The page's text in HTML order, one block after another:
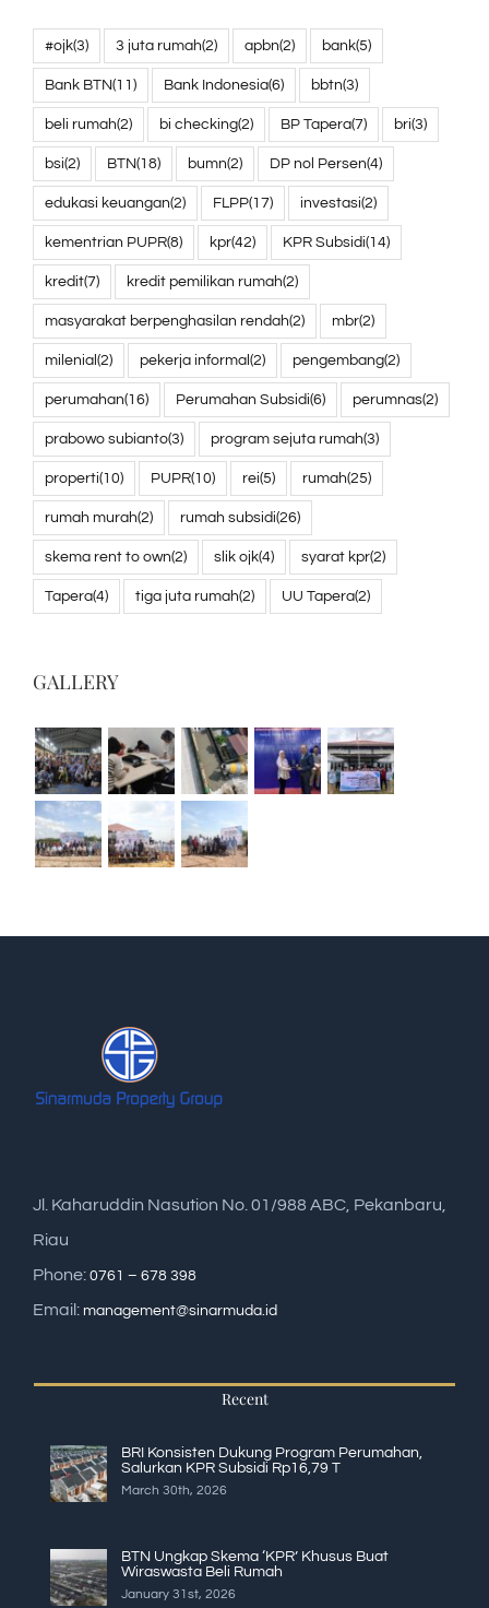
#ojk(3) 3 juta rumah(2) apbn(2) bank(5)
Bank BTN(11) Bank Indonesia(6) bbtn(3)
beli rumah(2) bi checking(2) BP Tapera(7) bri(3)
bsi(2) BTN(18) bumn(2) DP nol Persen(4)
edukasi keuangan(2) FLPP(17) investasi(2)
kementrian PUPR(8) kpr(42) KPR Subsidi(14)
kredit(7) kredit pemilikan rumah(2)
masyarakat berpenghasilan rendah(2) mbr(2)
milenial (2) pekerja informal (2) pengembang(2)
perumahan(16) Perumahan Subsidi(6) perumnas(2)
prabowo subianto(3) program sejuta rumah(3)
properti(10) PUPR(10) rei(5) rumah(25)
rumah murah(2) rumah subsidi(26)
skema rent to own(2) slik ojk(4) syarat kpr(2)
Tapera(4) tiga juta rumah(2) UU Tapera(2)
GALLERY
Jl. Kaharuddin Nasution No. 01/988 ABC, Pekanbaru,
Riau
Phone: 0761 – 678 398
Email: management@sinarmuda.id
Recent
BRI Konsisten Dukung Program Perumahan,
Salurkan KPR Subsidi Rp16,79 T
March 30th, 2026
BTN Ungkap Skema ‘KPR’ Khusus Buat
Wiraswasta Beli Rumah
January 31st, 2026